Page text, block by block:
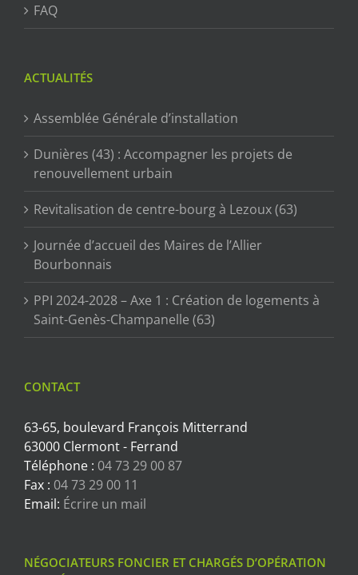
FAQ
ACTUALITÉS
Assemblée Générale d’installation
Dunières (43) : Accompagner les projets de
renouvellement urbain
Revitalisation de centre-bourg à Lezoux (63)
Journée d’accueil des Maires de l’Allier
Bourbonnais
PPI 2024-2028 – Axe 1 : Création de logements à
Saint-Genès-Champanelle (63)
CONTACT
63-65, boulevard François Mitterrand
63000 Clermont - Ferrand
Téléphone : 04 73 29 00 87
Fax : 04 73 29 00 11
Email: Écrire un mail
NÉGOCIATEURS FONCIER ET CHARGÉS D’OPÉRATION